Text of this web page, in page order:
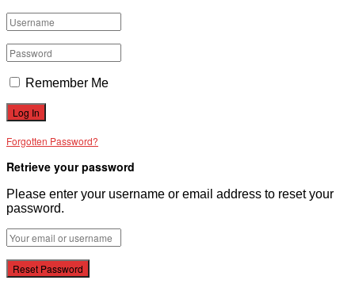
Remember Me
Forgotten Password?
Retrieve your password
Please enter your username or email address to reset your
password.